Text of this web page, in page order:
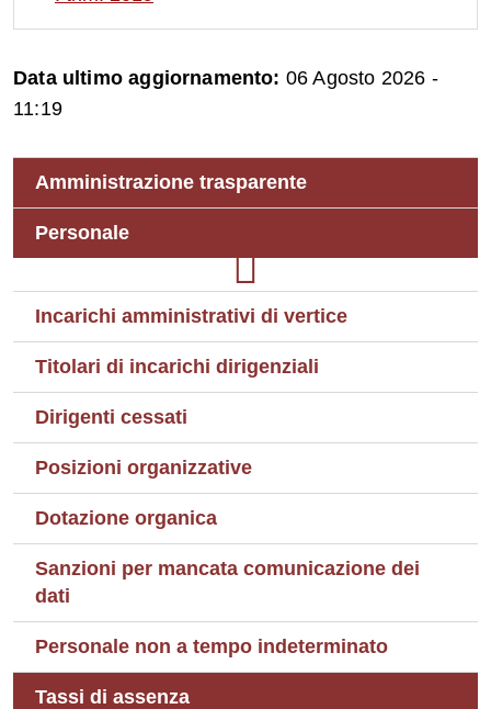
Data ultimo aggiornamento: 06 Agosto 2026 -
11:19
Amministrazione trasparente
Personale
Incarichi amministrativi di vertice
Titolari di incarichi dirigenziali
Dirigenti cessati
Posizioni organizzative
Dotazione organica
Sanzioni per mancata comunicazione dei
dati
Personale non a tempo indeterminato
Tassi di assenza